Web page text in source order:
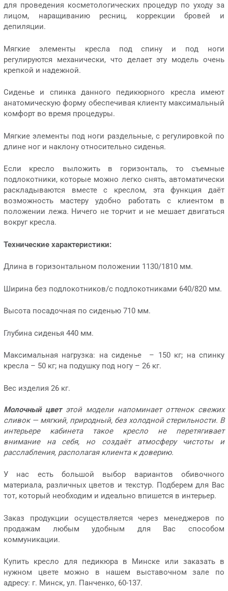
для проведения косметологических процедур по уходу за
лицом, наращиванию ресниц, коррекции бровей и
депиляции.
Мягкие элементы кресла под спину и под ноги
регулируются механически, что делает эту модель очень
крепкой и надежной.
Сиденье и спинка данного педикюрного кресла имеют
анатомическую форму обеспечивая клиенту максимальный
комфорт во время процедуры.
Мягкие элементы под ноги раздельные, с регулировкой по
длине ног и наклону относительно сиденья.
Если кресло выложить в горизонталь, то съемные
подлокотники, которые можно легко снять, автоматически
раскладываются вместе с креслом, эта функция даёт
возможность мастеру удобно работать с клиентом в
положении лежа. Ничего не торчит и не мешает двигаться
вокруг кресла.
Технические характеристики:
Длина в горизонтальном положении 1130/1810 мм.
Ширина без подлокотников/с подлокотниками 640/820 мм.
Высота посадочная по сиденью 710 мм.
Глубина сиденья 440 мм.
Максимальная нагрузка: на сиденье – 150 кг; на спинку
кресла – 50 кг; на подушку под ногу – 26 кг.
Вес изделия 26 кг.
Молочный цвет этой модели напоминает оттенок свежих
сливок — мягкий, природный, без холодной стерильности. В
интерьере кабинета такое кресло не перетягивает
внимание на себя, но создаёт атмосферу чистоты и
расслабления, располагая клиента к доверию.
У нас есть большой выбор вариантов обивочного
материала, различных цветов и текстур. Подберем для Вас
тот, который необходим и идеально впишется в интерьер.
Заказ продукции осуществляется через менеджеров по
продажам любым удобным для Вас способом
коммуникации.
Купить кресло для педикюра в Минске или заказать в
нужном цвете можно в нашем выставочном зале по
адресу: г. Минск, ул. Панченко, 60-137.